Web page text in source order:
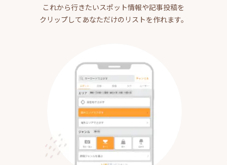
これから行きたいスポット情報や記事投稿を
クリップしてあなただけのリストを作れます。